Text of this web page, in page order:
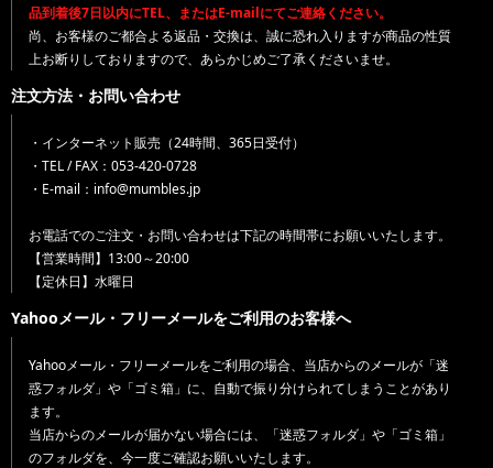
品到着後7日以内にTEL、またはE-mailにてご連絡ください。
尚、お客様のご都合よる返品・交換は、誠に恐れ入りますが商品の性質
上お断りしておりますので、あらかじめご了承くださいませ。
注文方法・お問い合わせ
・インターネット販売（24時間、365日受付）
・TEL / FAX：053-420-0728
・E-mail：info@mumbles.jp
お電話でのご注文・お問い合わせは下記の時間帯にお願いいたします。
【営業時間】13:00～20:00
【定休日】水曜日
Yahooメール・フリーメールをご利用のお客様へ
Yahooメール・フリーメールをご利用の場合、当店からのメールが「迷
惑フォルダ」や「ゴミ箱」に、自動で振り分けられてしまうことがあり
ます。
当店からのメールが届かない場合には、「迷惑フォルダ」や「ゴミ箱」
のフォルダを、今一度ご確認お願いいたします。